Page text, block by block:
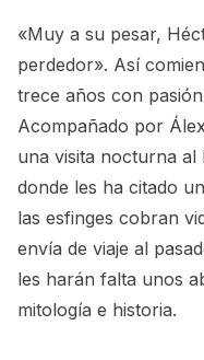
«Muy a su pesar,
perdedor». Así
trece años con
Acompañado por
una visita nocturna al
donde les ha citado
las esfinges cobran
envía de viaje al
les harán falta unos
mitología e historia.